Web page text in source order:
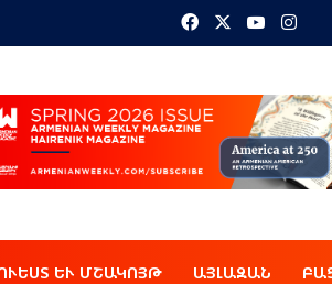
FacebookYouTube
ԵՒ ՄՇԱԿՈՅԹ ԱՅԼԱԶԱՆ